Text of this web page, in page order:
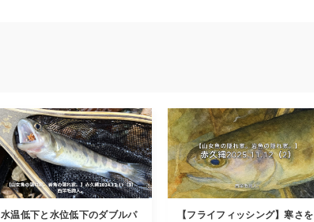
水温低下と水位低下のダブルパ
【フライフィッシング】寒さを